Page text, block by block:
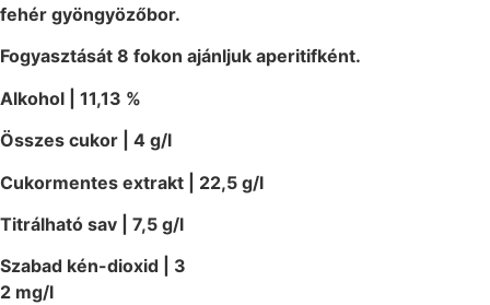
fehér gyöngyözőbor.
Fogyasztását 8 fokon ajánljuk aperitifként.
Alkohol | 11,13 %
Összes cukor | 4 g/l
Cukormentes extrakt | 22,5 g/l
Titrálható sav | 7,5 g/l
Szabad kén-dioxid | 3
2 mg/l